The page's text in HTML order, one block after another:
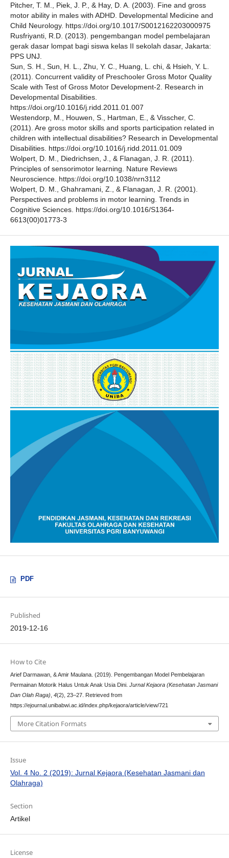
Pitcher, T. M., Piek, J. P., & Hay, D. A. (2003). Fine and gross
motor ability in males with ADHD. Developmental Medicine and
Child Neurology. https://doi.org/10.1017/S0012162203000975
Rusfriyanti, R.D. (2013). pengembangan model pembelajaran
gerak dasar lompat bagi siswa kelas II sekolah dasar, Jakarta:
PPS UNJ.
Sun, S. H., Sun, H. L., Zhu, Y. C., Huang, L. chi, & Hsieh, Y. L.
(2011). Concurrent validity of Preschooler Gross Motor Quality
Scale with Test of Gross Motor Development-2. Research in
Developmental Disabilities.
https://doi.org/10.1016/j.ridd.2011.01.007
Westendorp, M., Houwen, S., Hartman, E., & Visscher, C.
(2011). Are gross motor skills and sports participation related in
children with intellectual disabilities? Research in Developmental
Disabilities. https://doi.org/10.1016/j.ridd.2011.01.009
Wolpert, D. M., Diedrichsen, J., & Flanagan, J. R. (2011).
Principles of sensorimotor learning. Nature Reviews
Neuroscience. https://doi.org/10.1038/nrn3112
Wolpert, D. M., Ghahramani, Z., & Flanagan, J. R. (2001).
Perspectives and problems in motor learning. Trends in
Cognitive Sciences. https://doi.org/10.1016/S1364-
6613(00)01773-3
PDF
Published
2019-12-16
How to Cite
Arief Darmawan, & Amir Maulana. (2019). Pengembangan Model Pembelajaran
Permainan Motorik Halus Untuk Anak Usia Dini. Jurnal Kejaora (Kesehatan Jasmani
Dan Olah Raga) 4(2), 23–27. Retrieved from
https://ejournal.unibabwi.ac.id/index.php/kejaora/article/view/721
More Citation Formats
Issue
Vol. 4 No. 2 (2019): Jurnal Kejaora (Kesehatan Jasmani dan
Olahraga)
Section
Artikel
License